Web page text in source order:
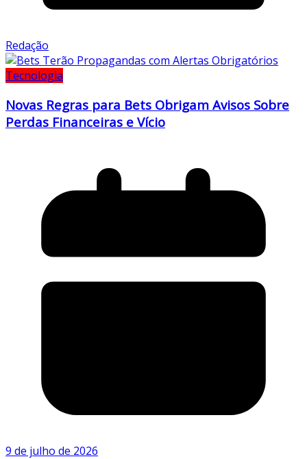
Redação
Tecnologia
Novas Regras para Bets Obrigam Avisos Sobre
Perdas Financeiras e Vício
9 de julho de 2026